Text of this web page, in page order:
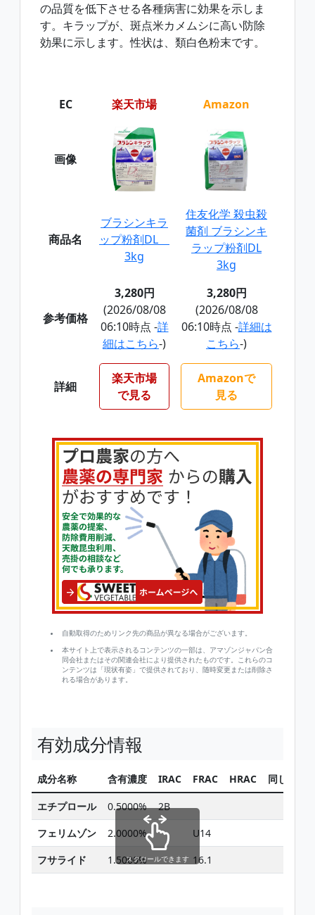
の品質を低下させる各種病害に効果を示しま
す。キラップが、斑点米カメムシに高い防除
効果に示します。性状は、類白色粉末です。
EC 楽天市場 Amazon
画像
商品名
ブラシンキラ
ップ粉剤DL
3kg
住友化学 殺虫殺
菌剤 ブラシンキ
ラップ粉剤DL
3kg
参考価格
3,280円
(2026/08/08
06:10時点 -詳
細はこちら-)
3,280円
(2026/08/08
06:10時点 -詳細は
こちら-)
詳細
楽天市場
で見る
Amazonで
見る
自動取得のためリンク先の商品が異なる場合がございます。
本サイト上で表示されるコンテンツの一部は、アマゾンジャパン合
同会社またはその関連会社により提供されたものです。これらのコ
ンテンツは「現状有姿」で提供されており、随時変更または削除さ
れる場合があります。
有効成分情報
成分名称 含有濃度 IRAC FRAC HRAC 同じ有効
エチプロール 0.5000% 2B
フェリムゾン
2.0000% U14
フサライド
1.5000% 16.1
スクロールできます